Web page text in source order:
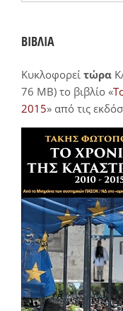
ΒΙΒΛΙΑ
Κυκλοφορεί τώρα
76 MB) το βιβλίο «
2015» από τις